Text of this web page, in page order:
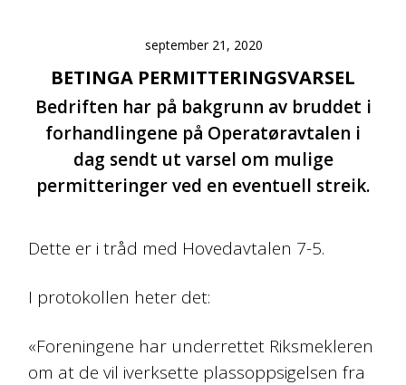
september 21, 2020
BETINGA PERMITTERINGSVARSEL
Bedriften har på bakgrunn av bruddet i
forhandlingene på Operatøravtalen i
dag sendt ut varsel om mulige
permitteringer ved en eventuell streik.
Dette er i tråd med Hovedavtalen 7-5.
I protokollen heter det:
«Foreningene har underrettet Riksmekleren
om at de vil iverksette plassoppsigelsen fra